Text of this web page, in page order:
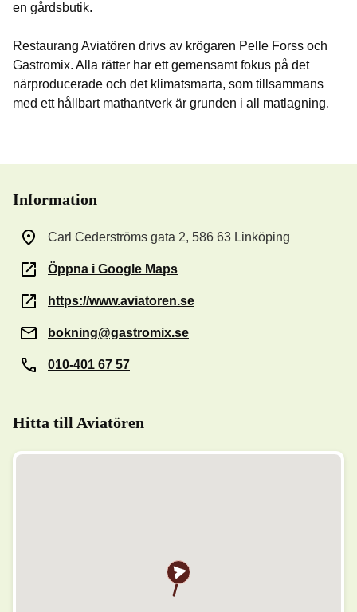
en gårdsbutik.
Restaurang Aviatören drivs av krögaren Pelle Forss och
Gastromix. Alla rätter har ett gemensamt fokus på det
närproducerade och det klimatsmarta, som tillsammans
med ett hållbart mathantverk är grunden i all matlagning.
Information
Carl Cederströms gata 2, 586 63 Linköping
Öppna i Google Maps
https://www.aviatoren.se
bokning@gastromix.se
010-401 67 57
Hitta till Aviatören